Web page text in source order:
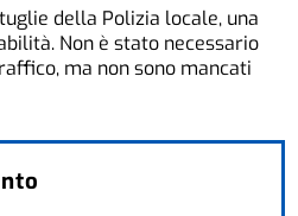
della Polizia locale, una
Non è stato necessario
ma non sono mancati